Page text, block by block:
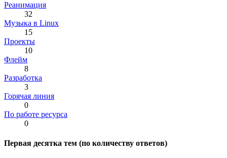
Реанимация
32
Музыка в Linux
15
Проекты
10
Флейм
8
Разработка
3
Горячая линия
0
По работе ресурса
0
Первая десятка тем (по количеству ответов)